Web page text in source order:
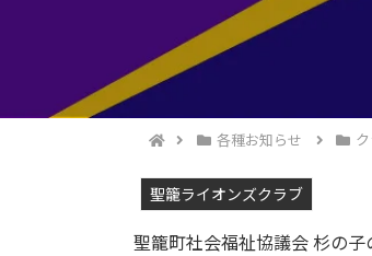
各種お知らせ
聖籠ライオンズクラブ
聖籠町社会福祉協議会 杉の